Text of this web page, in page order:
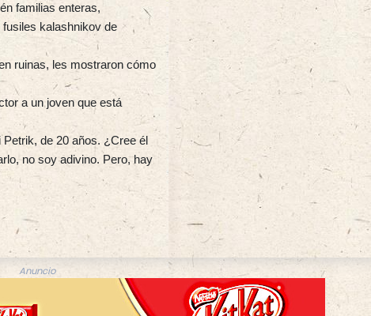
familias enteras,
kalashnikov de
ruinas, les mostraron cómo
a un joven que está
de 20 años. ¿Cree él
no soy adivino. Pero, hay
Anuncio